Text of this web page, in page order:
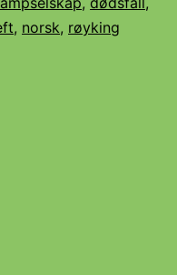
, norsk, røyking